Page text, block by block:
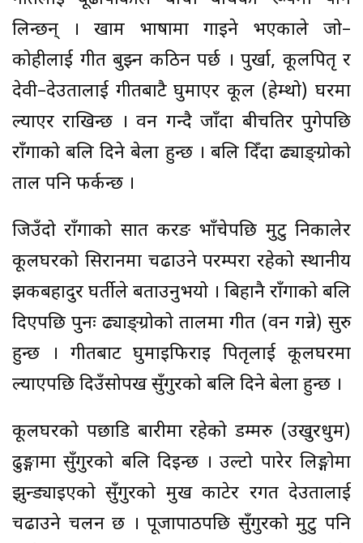
लिन्छन् । खाम भाषामा गाइने भएकाले जो–
कोहीलाई गीत बुझ्न कठिन पर्छ । पुर्खा, कूलपितृ र
देवी–देउतालाई गीतबाटै घुमाएर कूल (हेम्थो) घरमा
ल्याएर राखिन्छ । वन गन्दै जाँदा बीचतिर पुगेपछि
राँगाको बलि दिने बेला हुन्छ । बलि दिँदा ढ्याङ्ग्रोको
ताल पनि फर्कन्छ ।
जिउँदो राँगाको सात करङ भाँचेपछि मुटु निकालेर
कूलघरको सिरानमा चढाउने परम्परा रहेको स्थानीय
झकबहादुर घर्तीले बताउनुभयो । बिहानै राँगाको बलि
दिएपछि पुनः ढ्याङ्ग्रोको तालमा गीत (वन गन्ने) सुरु
हुन्छ । गीतबाट घुमाइफिराइ पितृलाई कूलघरमा
ल्याएपछि दिउँसोपख सुँगुरको बलि दिने बेला हुन्छ ।
कूलघरको पछाडि बारीमा रहेको डम्मरु (उखुरधुम)
ढुङ्गामा सुँगुरको बलि दिइन्छ । उल्टो पारेर लिङ्गोमा
झुन्ड्याइएको सुँगुरको मुख काटेर रगत देउतालाई
चढाउने चलन छ । पूजापाठपछि सुँगुरको मुटु पनि